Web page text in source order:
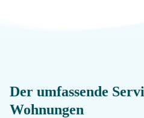
Der umfassende
Wohnungen
Malerarbeiten
Standorte